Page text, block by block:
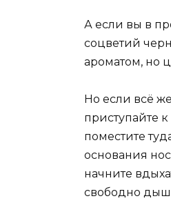
А если вы в
соцветий
ароматом, но
Но если всё
приступайте к
поместите
основания
начните
свободно